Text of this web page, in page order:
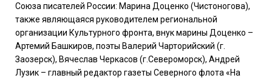
Союза писателей России: Марина Доценко (Чистоногова),
также являющаяся руководителем региональной
организации Культурного фронта, внук марины Доценко –
Артемий Башкиров, поэты Валерий Чарторийский (г.
Заозерск), Вячеслав Черкасов (г.Североморск), Андрей
Лузик – главный редактор газеты Северного флота «На